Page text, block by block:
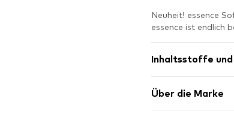
Neuheit! essence
essence ist endlich
Inhaltsstoffe und
Über die Marke